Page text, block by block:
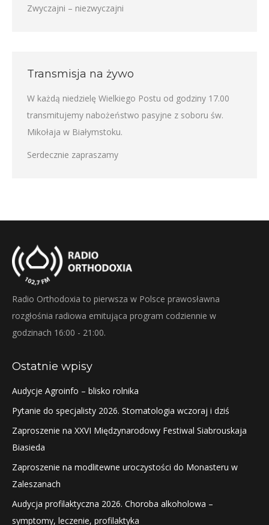
Zwyczajni – niezwyczajni
Transmisja na żywo
W każdą niedzielę Wielkiego Postu od godziny 17.00
transmitujemy nabożeństwo pasyjne z soboru św.
Mikołaja w Białymstoku.
Serdecznie zapraszamy
Radio Orthodoxia to pierwsza w Polsce prawosławna
rozgłośnia radiowa emitująca program codziennie w
godzinach 16:00 - 21:00.
Ostatnie wpisy
Audycje Agroinfo – blisko rolnika
Pytanie do specjalisty 2026. Stomatologia wczoraj i dziś
Zaproszenie na XXVI Międzynarodowy Festiwal Siabrouskaja
Biasieda
Zaproszenie na modlitewne uroczystości do Monasteru w
Zaleszanach
Audycja profilaktyczna 2026. Choroba alkoholowa –
symptomy, leczenie, profilaktyka